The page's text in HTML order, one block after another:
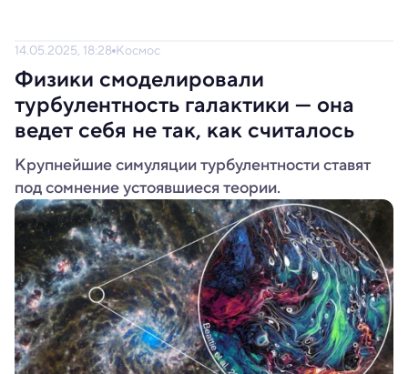
14.05.2025, 18:28 Космос
Физики смоделировали
турбулентность галактики — она
ведет себя не так, как считалось
Крупнейшие симуляции турбулентности ставят
под сомнение устоявшиеся теории.